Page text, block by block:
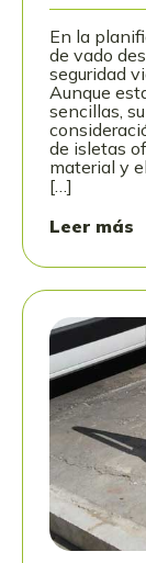
En la
de vado
seguridad
Aunque
sencillas,
de isletas
material y
[…]
Leer más